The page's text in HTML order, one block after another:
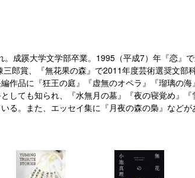
成蹊大学文学部卒業。1995（平成7）年『恋』
郎賞、『無花果の森』で2011年度芸術選奨文部
作品に『狂王の庭』『虚無のオペラ』『瑠璃の
しても知られ、『水無月の墓』『夜の寝覚め』
る。また、エッセイ集に『月夜の森の梟』などが